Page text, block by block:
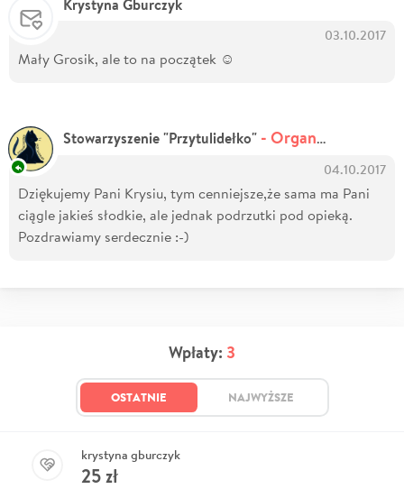
Krystyna Gburczyk
03.10.2017
Mały Grosik, ale to na początek ☺
Stowarzyszenie "Przytulidełko" - Organizator zbiórki
04.10.2017
Dziękujemy Pani Krysiu, tym cenniejsze,że sama ma Pani
ciągle jakieś słodkie, ale jednak podrzutki pod opieką.
Pozdrawiamy serdecznie :-)
Wpłaty: 3
OSTATNIE NAJWYŻSZE
krystyna gburczyk
25zł